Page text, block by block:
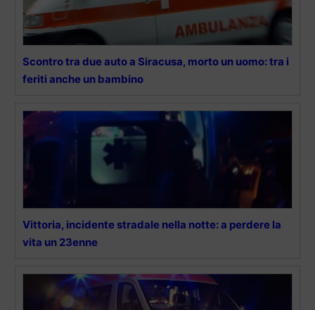
Scontro tra due auto a Siracusa, morto un uomo: tra i
feriti anche un bambino
Vittoria, incidente stradale nella notte: a perdere la
vita un 23enne